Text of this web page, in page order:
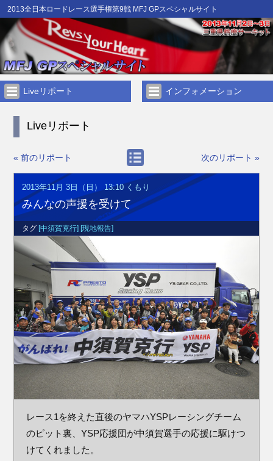
2013全日本ロードレース選手権第9戦 MFJ GPスペシャルサイト
Liveリポート インフォメーション
Liveリポート
« 前のリポート 次のリポート »
2013年11月 3日（日） 13:10 くもり
みんなの声援を受けて
タグ [中須賀克行] [現地報告]
レース1を終えた直後のヤマハYSPレーシングチーム
のピット裏、YSP応援団が中須賀選手の応援に駆けつ
けてくれました。